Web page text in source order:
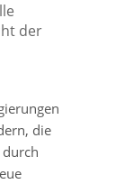
der
die